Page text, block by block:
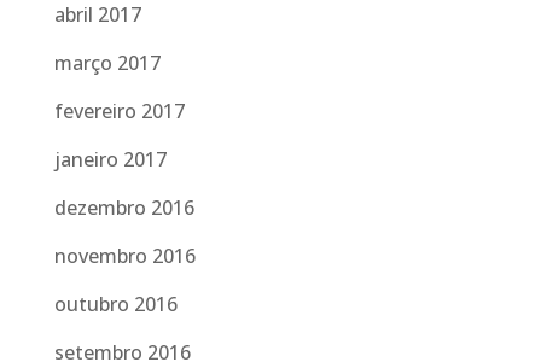
abril 2017
março 2017
fevereiro 2017
janeiro 2017
dezembro 2016
novembro 2016
outubro 2016
setembro 2016